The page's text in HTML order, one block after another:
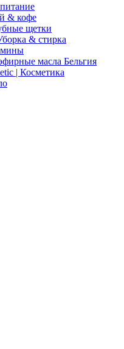
& кофе
щетки
& стирка
масла Бельгия
| Косметика